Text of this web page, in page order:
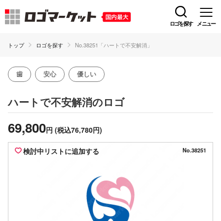
ロゴを探す メニュー
トップ ロゴを探す No.38251「ハートで不安解消」
歯 安心 優しい
ハートで不安解消のロゴ
69,800円 (税込76,780円)
検討中リストに追加する No.38251